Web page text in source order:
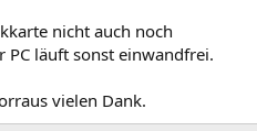
nicht auch noch
PC läuft sonst einwandfrei.
vielen Dank.